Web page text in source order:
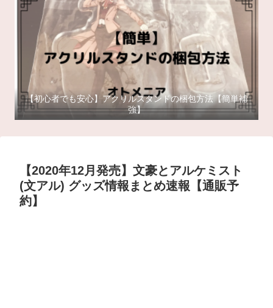
【初心者でも安心】アクリルスタンドの梱包方法【簡単補
強】
【2020年12月発売】文豪とアルケミスト
(文アル) グッズ情報まとめ速報【通販予
約】